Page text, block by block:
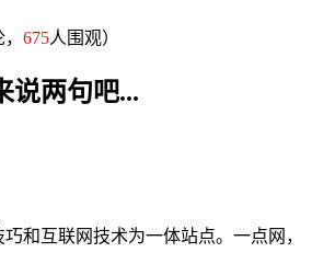
675人围观）
说两句吧...
和互联网技术为一体站点。一点网，